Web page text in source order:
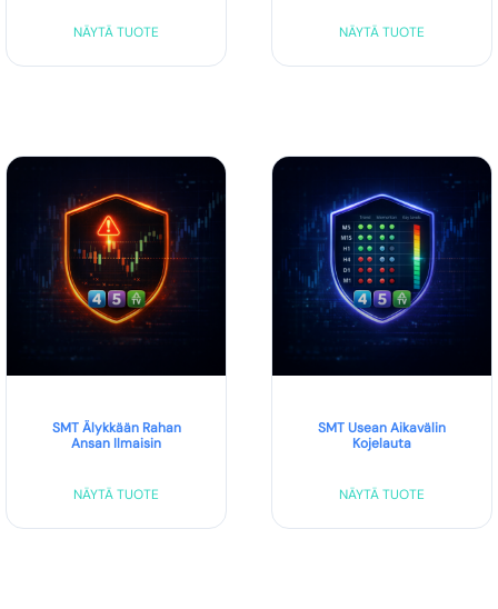
NÄYTÄ TUOTE NÄYTÄ TUOTE
SMT Älykkään Rahan
Ansan Ilmaisin
NÄYTÄ TUOTE
SMT Usean Aikavälin
Kojelauta
NÄYTÄ TUOTE